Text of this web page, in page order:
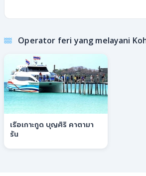
Operator feri yang melayani
เรือเกาะกูด บุญศิริ คาตามา
รัน